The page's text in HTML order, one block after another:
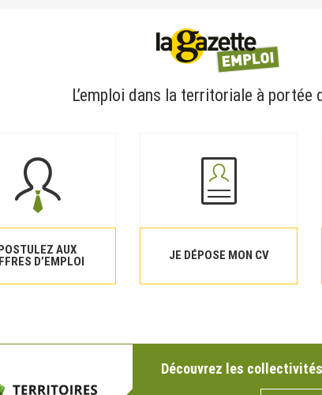
L’emploi dans la territoriale à portée
AUX
D’EMPLOI
JE DÉPOSE MON CV
Découvrez les